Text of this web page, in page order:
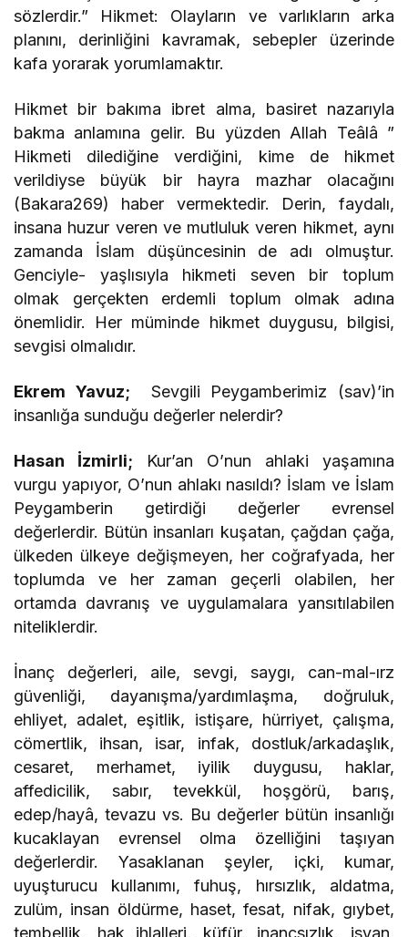
sözlerdir.” Hikmet: Olayların ve varlıkların arka
planını, derinliğini kavramak, sebepler üzerinde
kafa yorarak yorumlamaktır.
Hikmet bir bakıma ibret alma, basiret nazarıyla
bakma anlamına gelir. Bu yüzden Allah Teâlâ ”
Hikmeti dilediğine verdiğini, kime de hikmet
verildiyse büyük bir hayra mazhar olacağını
(Bakara269) haber vermektedir. Derin, faydalı,
insana huzur veren ve mutluluk veren hikmet, aynı
zamanda İslam düşüncesinin de adı olmuştur.
Genciyle- yaşlısıyla hikmeti seven bir toplum
olmak gerçekten erdemli toplum olmak adına
önemlidir. Her müminde hikmet duygusu, bilgisi,
sevgisi olmalıdır.
Ekrem Yavuz; Sevgili Peygamberimiz (sav)’in
insanlığa sunduğu değerler nelerdir?
Hasan İzmirli; Kur’an O’nun ahlaki yaşamına
vurgu yapıyor, O’nun ahlakı nasıldı? İslam ve İslam
Peygamberin getirdiği değerler evrensel
değerlerdir. Bütün insanları kuşatan, çağdan çağa,
ülkeden ülkeye değişmeyen, her coğrafyada, her
toplumda ve her zaman geçerli olabilen, her
ortamda davranış ve uygulamalara yansıtılabilen
niteliklerdir.
İnanç değerleri, aile, sevgi, saygı, can-mal-ırz
güvenliği, dayanışma/yardımlaşma, doğruluk,
ehliyet, adalet, eşitlik, istişare, hürriyet, çalışma,
cömertlik, ihsan, isar, infak, dostluk/arkadaşlık,
cesaret, merhamet, iyilik duygusu, haklar,
affedicilik, sabır, tevekkül, hoşgörü, barış,
edep/hayâ, tevazu vs. Bu değerler bütün insanlığı
kucaklayan evrensel olma özelliğini taşıyan
değerlerdir. Yasaklanan şeyler, içki, kumar,
uyuşturucu kullanımı, fuhuş, hırsızlık, aldatma,
zulüm, insan öldürme, haset, fesat, nifak, gıybet,
tembellik, hak ihlalleri, küfür, inançsızlık, isyan,